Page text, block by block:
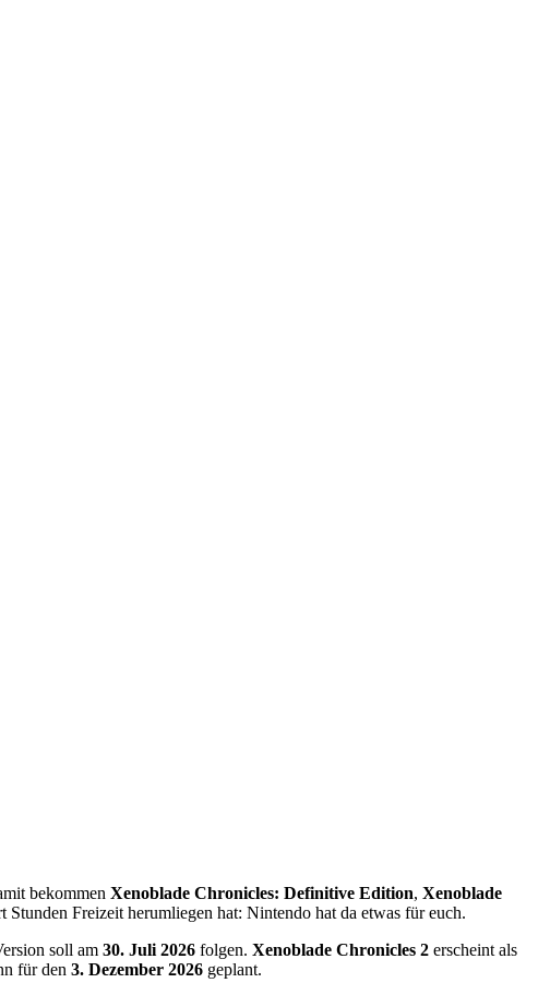
bekommen Xenoblade Chronicles: Definitive Edition, Xenoblade
Freizeit herumliegen hat: Nintendo hat da etwas für euch.
soll am 30. Juli 2026 folgen. Xenoblade Chronicles 2 erscheint als
für den 3. Dezember 2026 geplant.